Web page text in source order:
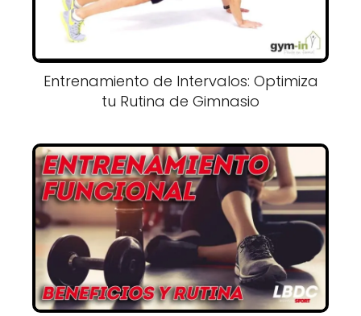
Entrenamiento de Intervalos: Optimiza
tu Rutina de Gimnasio